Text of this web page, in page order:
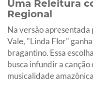
Uma Releitura
Regional
Na versão apresentada
Vale, "Linda Flor"
bragantino. Essa
busca infundir a
musicalidade